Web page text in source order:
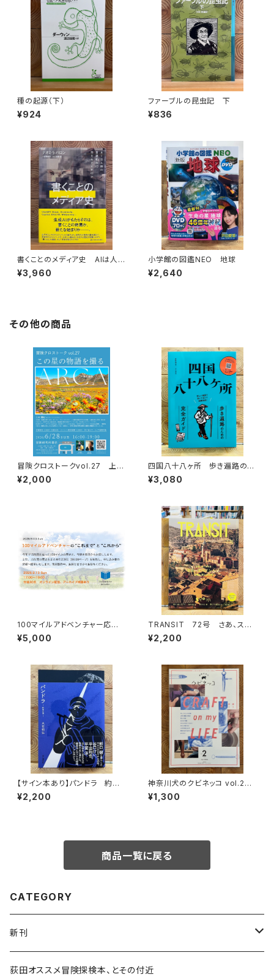
種の起源（下）
¥924
ファーブルの昆虫記 下
¥836
書くことのメディア史 AIは人間
の言語能力に何をもたらすのか
¥3,960
小学館の図鑑NEO 地球
¥2,640
その他の商品
冒険クロストークvol.27 上田
優紀「この星の物語を撮る」録画
視聴権
¥2,000
四国八十八ヶ所 歩き遍路のた
めの完全ガイド
¥3,080
100マイルアドベンチャー応援
企画 9月13日トーク＆100マ
イルの歴史ZINE贈呈
¥5,000
TRANSIT 72号 さあ、スペ
インへ！ 太陽と海と土の国
¥2,200
【サイン本あり】パンドラ 約束
の頂
¥2,200
神奈川犬のクビネッコ vol.2
特集：CRAFT on my LIFE
¥1,300
商品一覧に戻る
CATEGORY
新刊
和書
荻田オススメ冒険探検本、とその付近